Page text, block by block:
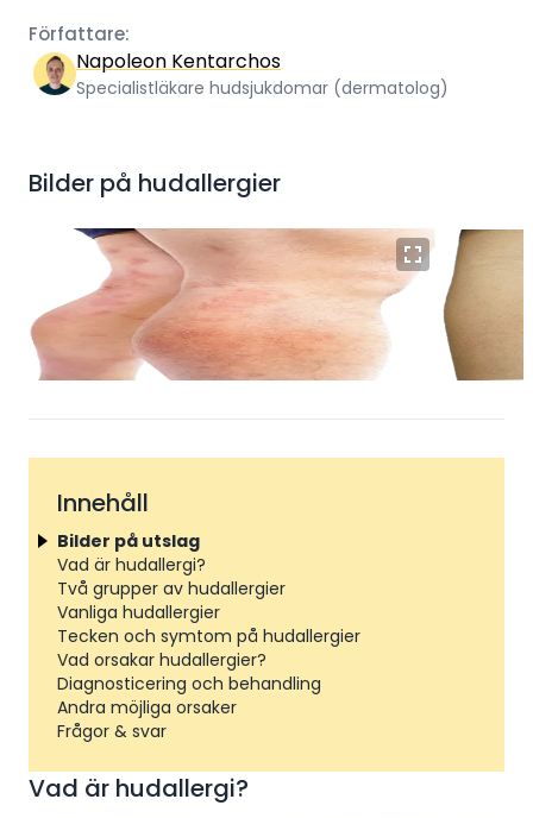
Författare:
Napoleon Kentarchos
Specialistläkare hudsjukdomar (dermatolog)
Bilder på hudallergier
Innehåll
Bilder på utslag
Vad är hudallergi?
Två grupper av hudallergier
Vanliga hudallergier
Tecken och symtom på hudallergier
Vad orsakar hudallergier?
Diagnosticering och behandling
Andra möjliga orsaker
Frågor & svar
Vad är hudallergi?